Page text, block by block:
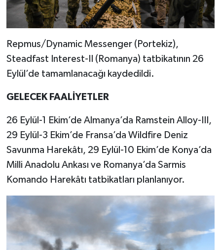
Repmus/Dynamic Messenger (Portekiz),
Steadfast Interest-II (Romanya) tatbikatının 26
Eylül’de tamamlanacağı kaydedildi.
GELECEK FAALİYETLER
26 Eylül-1 Ekim’de Almanya’da Ramstein Alloy-III,
29 Eylül-3 Ekim’de Fransa’da Wildfire Deniz
Savunma Harekâtı, 29 Eylül-10 Ekim’de Konya’da
Milli Anadolu Ankası ve Romanya’da Sarmis
Komando Harekâtı tatbikatları planlanıyor.